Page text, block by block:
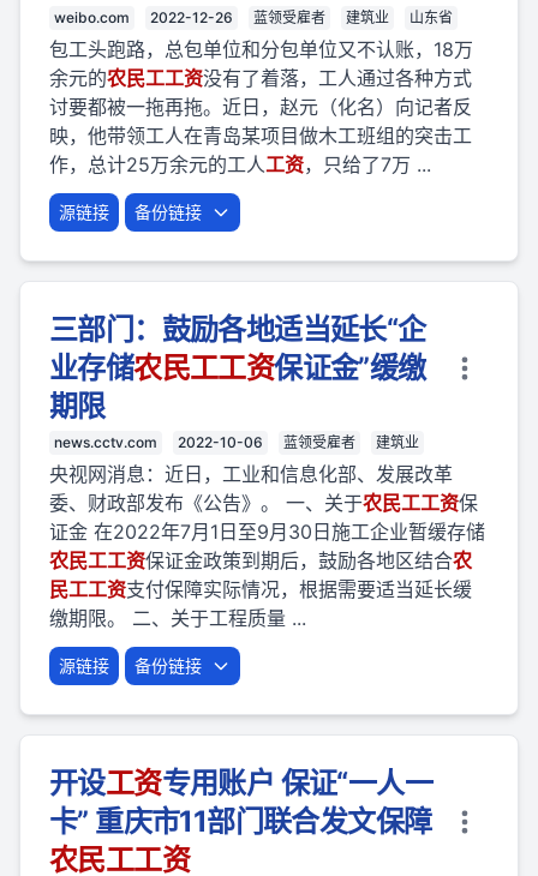
weibo.com 2022-12-26 蓝领受雇者 建筑业 山东省
包工头跑路，总包单位和分包单位又不认账，18万
余元的农民工工资没有了着落，工人通过各种方式
讨要都被一拖再拖。近日，赵元（化名）向记者反
映，他带领工人在青岛某项目做木工班组的突击工
作，总计25万余元的工人工资，只给了7万 ...
源链接 备份链接
三部门：鼓励各地适当延长“企
业存储农民工工资保证金”缓缴
期限
news.cctv.com 2022-10-06 蓝领受雇者 建筑业
央视网消息：近日，工业和信息化部、发展改革
委、财政部发布《公告》。 一、关于农民工工资保
证金 在2022年7月1日至9月30日施工企业暂缓存储
农民工工资保证金政策到期后，鼓励各地区结合农
民工工资支付保障实际情况，根据需要适当延长缓
缴期限。 二、关于工程质量 ...
源链接 备份链接
开设工资专用账户 保证“一人一
卡” 重庆市11部门联合发文保障
农民工工资